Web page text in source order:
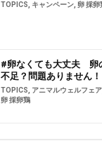
TOPICS キャンペーン 卵 採卵
#卵なくても大丈夫 卵
不足？問題ありません！
TOPICS アニマルウェルフェア
卵 採卵鶏